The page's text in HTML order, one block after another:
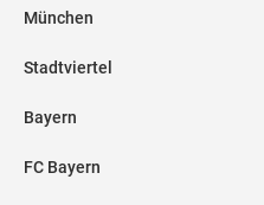
München
Stadtviertel
Bayern
FC Bayern